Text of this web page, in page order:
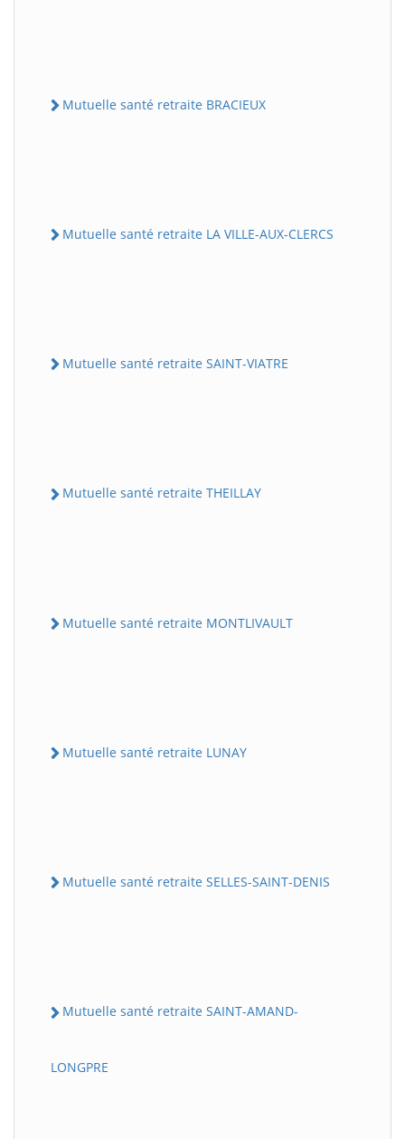
Mutuelle santé retraite BRACIEUX
Mutuelle santé retraite LA VILLE-AUX-CLERCS
Mutuelle santé retraite SAINT-VIATRE
Mutuelle santé retraite THEILLAY
Mutuelle santé retraite MONTLIVAULT
Mutuelle santé retraite LUNAY
Mutuelle santé retraite SELLES-SAINT-DENIS
Mutuelle santé retraite SAINT-AMAND-
LONGPRE